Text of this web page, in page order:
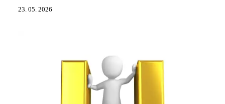
23. 05. 2026